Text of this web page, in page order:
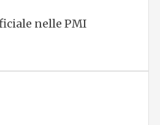
nelle PMI